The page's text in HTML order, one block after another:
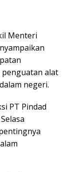
Menteri
alat
negeri.
PT Pindad